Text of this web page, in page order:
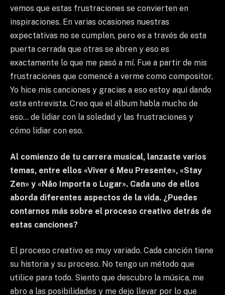
vemos que estas frustraciones se convierten en
inspiraciones. En varias ocasiones nuestras
expectativas no se cumplen, pero es a través de esta
puerta cerrada que otras se abren y eso es
exactamente lo que me pasó a mí. Fue a partir de mis
frustraciones que comencé a verme como compositor,
Yo hice mis canciones y gracias a eso estoy aquí dando
esta entrevista. Creo que el álbum habla mucho de
eso… de lidiar con la soledad y las frustraciones y
cómo lidiar con eso.
Al comienzo de tu carrera musical, lanzaste varios
temas, entre ellos «Viver é Meu Presente», «Stay
Zen» y «Não Importa o Lugar». Cada uno de ellos
aborda diferentes aspectos de la vida. ¿Puedes
contarnos más sobre el proceso creativo detrás de
estas canciones?
El proceso creativo es muy variado. Cada canción tiene
su historia y su proceso. No tengo un método que
utilice para todo. Siento que descubro la música, me
abro a las posibilidades y me dejo llevar por lo que